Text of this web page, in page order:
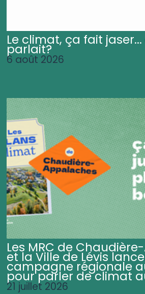
Le climat, ça fait
parlait?
6 août 2026
Les MRC de
et la Ville de Lévis
campagne régionale
pour parler de climat
21 juillet 2026